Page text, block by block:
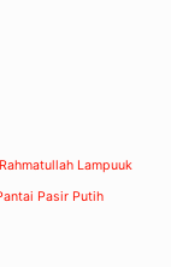
Lampuuk
Pasir Putih